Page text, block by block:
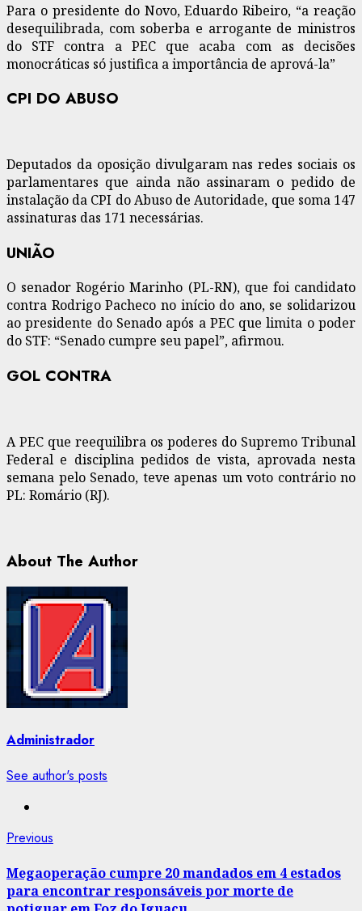
Para o presidente do Novo, Eduardo Ribeiro, “a reação
desequilibrada, com soberba e arrogante de ministros
do STF contra a PEC que acaba com as decisões
monocráticas só justifica a importância de aprová-la”
CPI DO ABUSO
Deputados da oposição divulgaram nas redes sociais os
parlamentares que ainda não assinaram o pedido de
instalação da CPI do Abuso de Autoridade, que soma 147
assinaturas das 171 necessárias.
UNIÃO
O senador Rogério Marinho (PL-RN), que foi candidato
contra Rodrigo Pacheco no início do ano, se solidarizou
ao presidente do Senado após a PEC que limita o poder
do STF: “Senado cumpre seu papel”, afirmou.
GOL CONTRA
A PEC que reequilibra os poderes do Supremo Tribunal
Federal e disciplina pedidos de vista, aprovada nesta
semana pelo Senado, teve apenas um voto contrário no
PL: Romário (RJ).
About The Author
Administrador
See author's posts
Post
navigation
Previous
Megaoperação cumpre 20 mandados em 4 estados
para encontrar responsáveis por morte de